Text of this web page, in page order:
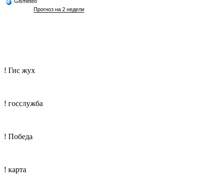
Прогноз на 2 недели
! Гис жух
! госслужба
! Победа
! карта